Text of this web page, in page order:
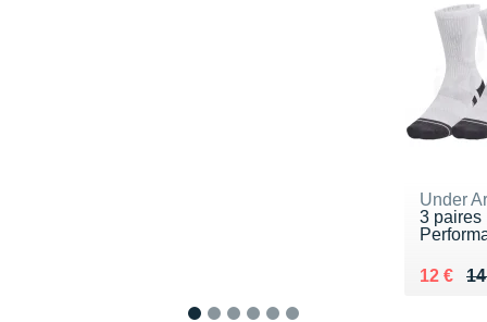
Under
3 paires
Au lieu
12 €
Vendu